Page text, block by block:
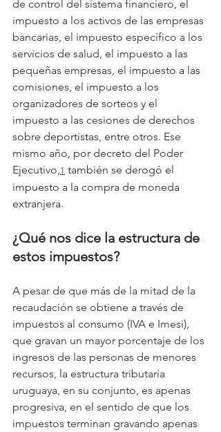
de control del sistema financiero, el
impuesto a los activos de las empresas
bancarias, el impuesto específico a los
servicios de salud, el impuesto a las
pequeñas empresas, el impuesto a las
comisiones, el impuesto a los
organizadores de sorteos y el
impuesto a las cesiones de derechos
sobre deportistas, entre otros. Ese
mismo año, por decreto del Poder
Ejecutivo, 1 también se derogó el
impuesto a la compra de moneda
extranjera.
¿Qué nos dice la estructura de
estos impuestos?
A pesar de que más de la mitad de la
recaudación se obtiene a través de
impuestos al consumo (IVA e Imesi),
que gravan un mayor porcentaje de los
ingresos de las personas de menores
recursos, la estructura tributaria
uruguaya, en su conjunto, es apenas
progresiva, en el sentido de que los
impuestos terminan gravando apenas